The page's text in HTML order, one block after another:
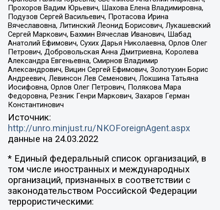
Прохоров Вадим Юрьевич, Шахова Елена Владимировна,
Подузов Сергей Васильевич, Протасова Ирина
Вячеславовна, Литинский Леонид Борисович, Лукашевский
Сергей Маркович, Бахмин Вячеслав Иванович, Шабад
Анатолий Ефимович, Сухих Дарья Николаевна, Орлов Олег
Петрович, Добровольская Анна Дмитриевна, Королева
Александра Евгеньевна, Смирнов Владимир
Александрович, Вицин Сергей Ефимович, Золотухин Борис
Андреевич, Левинсон Лев Семенович, Локшина Татьяна
Иосифовна, Орлов Олег Петрович, Полякова Мара
Федоровна, Резник Генри Маркович, Захаров Герман
Константинович
Источник:
http://unro.minjust.ru/NKOForeignAgent.aspx
данные на 24.03.2022
* Единый федеральный список организаций, в
том числе иностранных и международных
организаций, признанных в соответствии с
законодательством Российской Федерации
террористическими: